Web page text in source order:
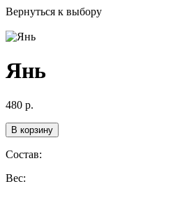
Вернуться к выбору
Янь
480 р.
В корзину
Состав:
Вес: